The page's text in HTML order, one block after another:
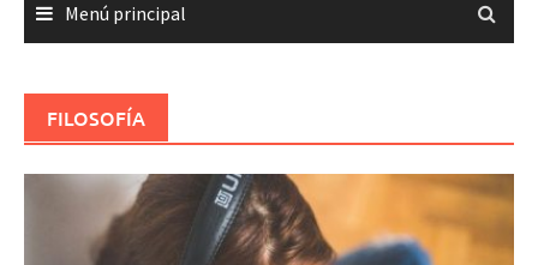
Menú principal
FILOSOFÍA